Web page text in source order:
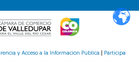
y Acceso a la Información Pública
Participa